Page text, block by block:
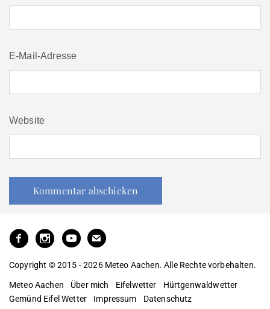
E-Mail-Adresse
Website
Copyright © 2015 - 2026 Meteo Aachen. Alle Rechte vorbehalten.
Meteo Aachen Über mich Eifelwetter
Hürtgenwaldwetter
Gemünd Eifel Wetter
Impressum
Datenschutz